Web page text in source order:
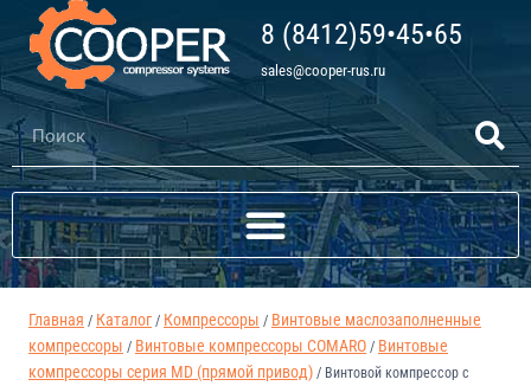
8 (8412)59•45•65
sales@cooper-rus.ru
Главная / Каталог / Компрессоры / Винтовые маслозаполненные
компрессоры / Винтовые компрессоры COMARO / Винтовые
компрессоры серия MD (прямой привод) / Винтовой компрессор с